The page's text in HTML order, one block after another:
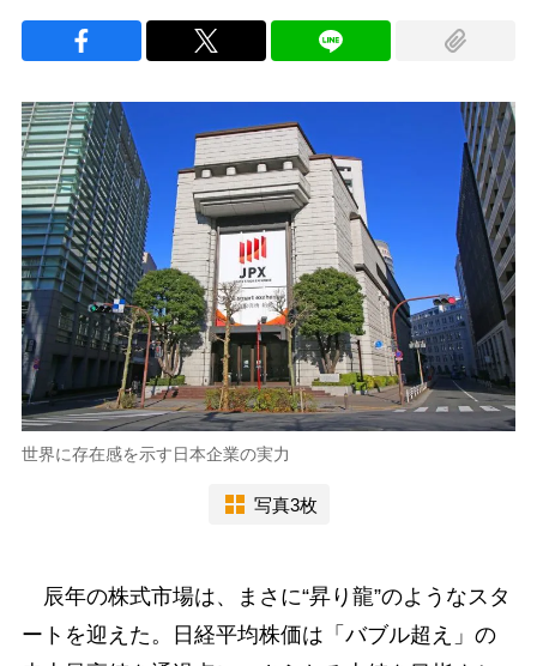
世界に存在感を示す日本企業の実力
写真3枚
辰年の株式市場は、まさに“昇り龍”のようなスタ
ートを迎えた。日経平均株価は「バブル超え」の